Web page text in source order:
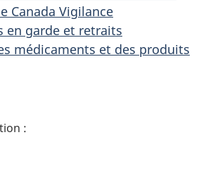
Canada Vigilance
en garde et retraits
médicaments et des produits